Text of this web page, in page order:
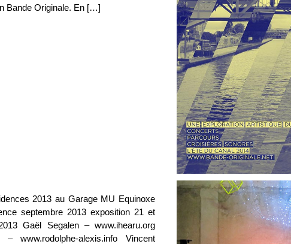
Bande Originale. En […]
2013 au Garage MU Equinoxe
septembre 2013 exposition 21 et
Gaël Segalen – www.ihearu.org
– www.rodolphe-alexis.info Vincent